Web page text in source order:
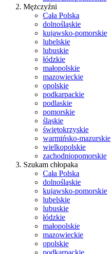
Mężczyźni
Cała Polska
dolnośląskie
kujawsko-pomorskie
lubelskie
lubuskie
łódzkie
małopolskie
mazowieckie
opolskie
podkarpackie
podlaskie
pomorskie
śląskie
świętokrzyskie
warmińsko-mazurskie
wielkopolskie
zachodniopomorskie
Szukam chłopaka
Cała Polska
dolnośląskie
kujawsko-pomorskie
lubelskie
lubuskie
łódzkie
małopolskie
mazowieckie
opolskie
podkarpackie